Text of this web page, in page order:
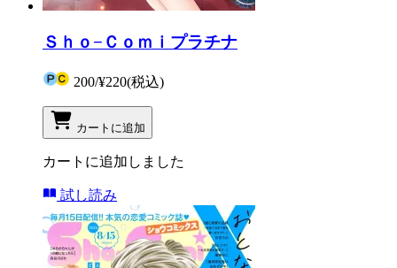
Ｓｈｏ−Ｃｏｍｉプラチナ
200/¥220(税込)
カートに追加
カートに追加しました
試し読み